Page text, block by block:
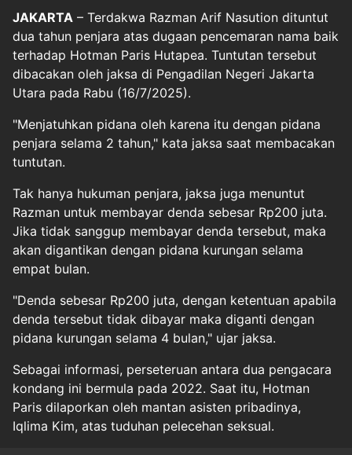
JAKARTA – Terdakwa Razman Arif Nasution dituntut
dua tahun penjara atas dugaan pencemaran nama baik
terhadap Hotman Paris Hutapea. Tuntutan tersebut
dibacakan oleh jaksa di Pengadilan Negeri Jakarta
Utara pada Rabu (16/7/2025).
"Menjatuhkan pidana oleh karena itu dengan pidana
penjara selama 2 tahun," kata jaksa saat membacakan
tuntutan.
Tak hanya hukuman penjara, jaksa juga menuntut
Razman untuk membayar denda sebesar Rp200 juta.
Jika tidak sanggup membayar denda tersebut, maka
akan digantikan dengan pidana kurungan selama
empat bulan.
"Denda sebesar Rp200 juta, dengan ketentuan apabila
denda tersebut tidak dibayar maka diganti dengan
pidana kurungan selama 4 bulan," ujar jaksa.
Sebagai informasi, perseteruan antara dua pengacara
kondang ini bermula pada 2022. Saat itu, Hotman
Paris dilaporkan oleh mantan asisten pribadinya,
Iqlima Kim, atas tuduhan pelecehan seksual.